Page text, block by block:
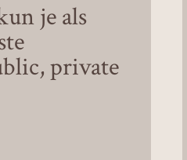
je als
private